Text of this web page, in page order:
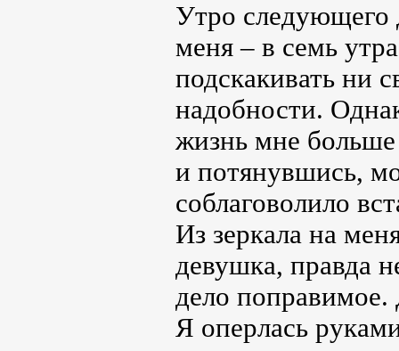
Утро следующего
меня – в семь
подскакивать ни
надобности.
жизнь мне больше
и потянувшись,
соблаговолило
Из зеркала на
девушка, правда
дело поправимое.
Я оперлась